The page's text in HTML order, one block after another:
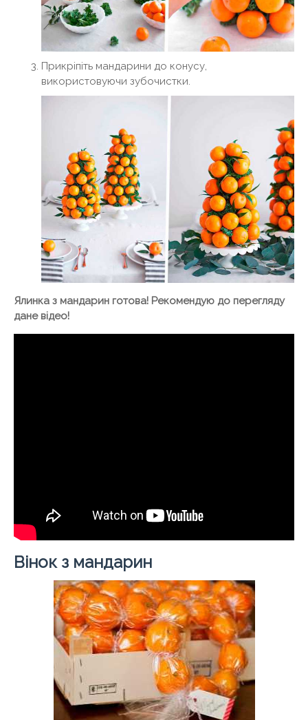
Прикріпіть мандарини до конусу,
використовуючи зубочистки.
Ялинка з мандарин готова! Рекомендую до перегляду
дане відео!
Вінок з мандарин